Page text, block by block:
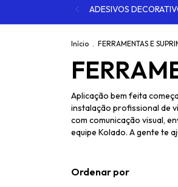
ADESIVOS
Início . FERRAMENTAS E
Aplicação bem feita
instalação profissional de
com comunicação visual,
equipe Kolado. A gente te
Ordenar por